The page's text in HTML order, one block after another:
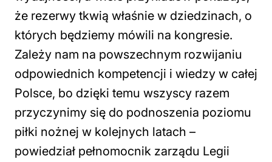
że rezerwy tkwią właśnie w dziedzinach, o
których będziemy mówili na kongresie.
Zależy nam na powszechnym rozwijaniu
odpowiednich kompetencji i wiedzy w całej
Polsce, bo dzięki temu wszyscy razem
przyczynimy się do podnoszenia poziomu
piłki nożnej w kolejnych latach –
powiedział pełnomocnik zarządu Legii